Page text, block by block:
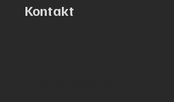
Kontakt